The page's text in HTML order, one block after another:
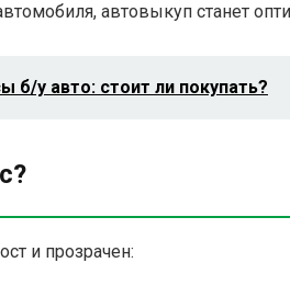
автовыкуп станет
б/у авто: стоит ли покупать?
и прозрачен: